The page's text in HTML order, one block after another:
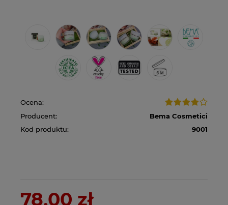
Ocena:
Producent:
Bema Cosmetici
Kod produktu:
9001
78,00 zł